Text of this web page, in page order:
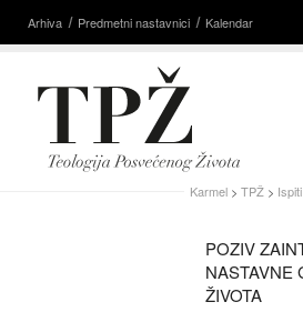
Arhiva Predmetni nastavnici Kalendar
Karmel > TPŽ > Ispiti
POZIV
NASTAVNE
ŽIVOTA